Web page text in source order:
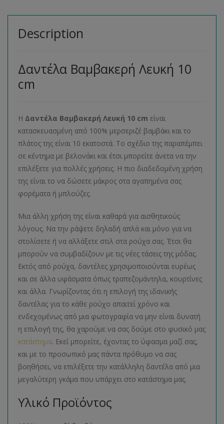
Description
Δαντέλα Βαμβακερή Λευκή 10
cm
Η Δαντέλα Βαμβακερή Λευκή 10 cm είναι
κατασκευασμένη από 100% μερσεριζέ βαμβάκι και το
πλάτος της είναι 10 εκατοστά. Το σχέδιο της παραπέμπει
σε κέντημα με βελονάκι και έτσι μπορείτε άνετα να την
επιλέξετε για πολλές χρήσεις. Η πιο διαδεδομένη χρήση
της είναι το να δώσετε μάκρος στα αγαπημένα σας
φορέματα ή μπλούζες.
Μια άλλη χρήση της είναι καθαρά για αισθητικούς
λόγους. Να την ράψετε δηλαδή απλά και μόνο για να
στολίσετε ή να αλλάξετε στιλ στα ρούχα σας. Έτσι θα
μπορούν να συμβαδίζουν με τις νέες τάσεις της μόδας.
Εκτός από ρούχα, δαντέλες χρησιμοποιούνται ευρέως
και σε άλλα υφάσματα όπως τραπεζομάντηλα, κουρτίνες
και άλλα. Γνωρίζοντας ότι η επιλογή της ιδανικής
δαντέλας για το κάθε ρούχο απαιτεί χρόνο και
ενδεχομένως από μια φωτογραφία να μην είναι δυνατή
η επιλογή της, θα χαρούμε να σας δούμε στο φυσικό μας
κατάστημα. Εκεί μπορείτε, έχοντας το ύφασμα μαζί σας,
και με το προσωπικό μας πάντα πρόθυμο να σας
βοηθήσει, να επιλέξετε την κατάλληλη δαντέλα από μια
μεγαλύτερη γκάμα που υπάρχει στο κατάστημα μας.
Υλικό Προϊόντος